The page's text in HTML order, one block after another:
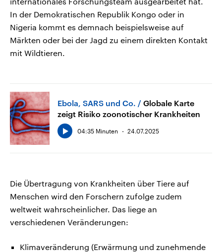
In der Demokratischen Republik Kongo oder in
Nigeria kommt es demnach beispielsweise auf
Märkten oder bei der Jagd zu einem direkten Kontakt
mit Wildtieren.
Ebola, SARS und Co.
Globale Karte
zeigt Risiko zoonotischer Krankheiten
04:35 Minuten 24.07.2025
Die Übertragung von Krankheiten über Tiere auf
Menschen wird den Forschern zufolge zudem
weltweit wahrscheinlicher. Das liege an
verschiedenen Veränderungen:
Klimaveränderung (Erwärmung und zunehmende